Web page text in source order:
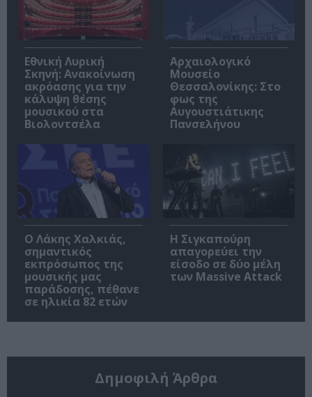
Εθνική Λυρική
Σκηνή: Ανακοίνωση
ακρόασης για την
κάλυψη θέσης
μουσικού στα
Βιολοντσέλα
Αρχαιολογικό
Μουσείο
Θεσσαλονίκης: Στο
φως της
Αυγουστιάτικης
Πανσελήνου
Ο Λάκης Χαλκιάς,
σημαντικός
εκπρόσωπος της
μουσικής μας
παράδοσης, πέθανε
σε ηλικία 82 ετών
Η Σιγκαπούρη
απαγορεύει την
είσοδο σε δύο μέλη
των Massive Attack
Δημοφιλή Άρθρα